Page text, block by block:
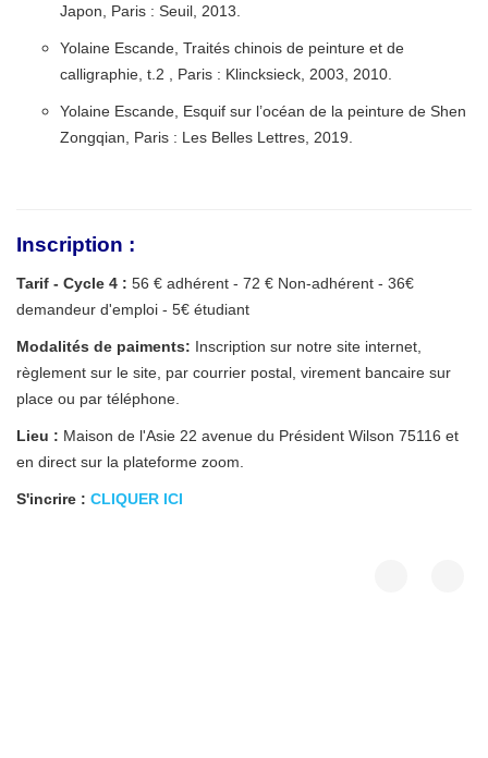
Japon, Paris : Seuil, 2013.
Yolaine Escande, Traités chinois de peinture et de
calligraphie, t.2 , Paris : Klincksieck, 2003, 2010.
Yolaine Escande, Esquif sur l’océan de la peinture de Shen
Zongqian, Paris : Les Belles Lettres, 2019.
Inscription :
Tarif - Cycle 4 : 56 € adhérent - 72 € Non-adhérent - 36€
demandeur d'emploi - 5€ étudiant
Modalités de paiments: Inscription sur notre site internet,
règlement sur le site, par courrier postal, virement bancaire sur
place ou par téléphone.
Lieu : Maison de l'Asie 22 avenue du Président Wilson 75116 et
en direct sur la plateforme zoom.
S'incrire : CLIQUER ICI